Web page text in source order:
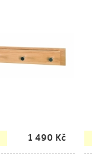
1 490 Kč